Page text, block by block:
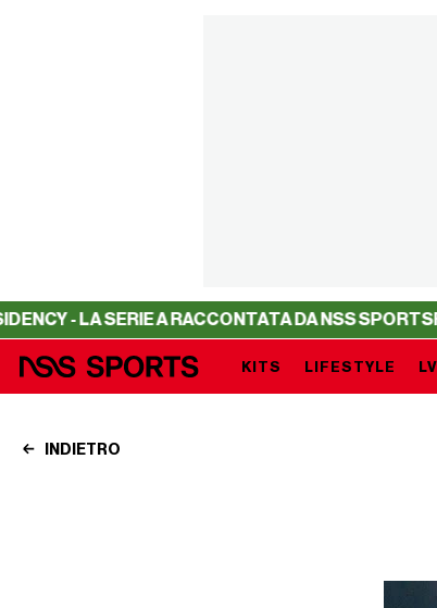
SERIE A RACCONTATA DA NSS SPORTS
KITS LIFESTYLE
INDIETRO